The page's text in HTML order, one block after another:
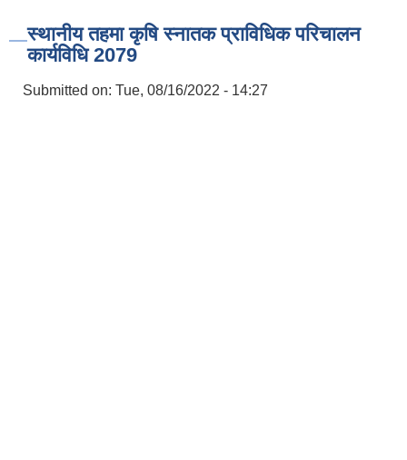
स्थानीय तहमा कृषि स्नातक प्राविधिक परिचालन
कार्यविधि 2079
Submitted on: Tue, 08/16/2022 - 14:27